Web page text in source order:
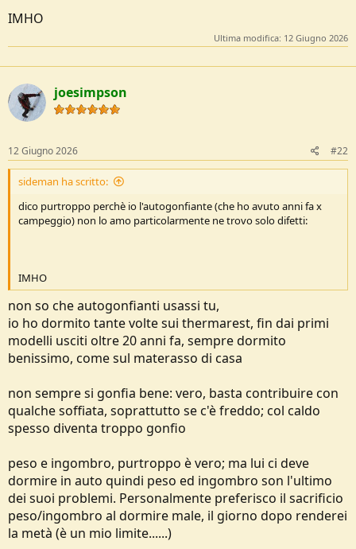
IMHO
Ultima modifica: 12 Giugno 2026
joesimpson
12 Giugno 2026 #22
sideman ha scritto:
dico purtroppo perchè io l'autogonfiante (che ho avuto anni fa x
campeggio) non lo amo particolarmente ne trovo solo difetti:
IMHO
non so che autogonfianti usassi tu,
io ho dormito tante volte sui thermarest, fin dai primi
modelli usciti oltre 20 anni fa, sempre dormito
benissimo, come sul materasso di casa
non sempre si gonfia bene: vero, basta contribuire con
qualche soffiata, soprattutto se c'è freddo; col caldo
spesso diventa troppo gonfio
peso e ingombro, purtroppo è vero; ma lui ci deve
dormire in auto quindi peso ed ingombro son l'ultimo
dei suoi problemi. Personalmente preferisco il sacrificio
peso/ingombro al dormire male, il giorno dopo renderei
la metà (è un mio limite......)